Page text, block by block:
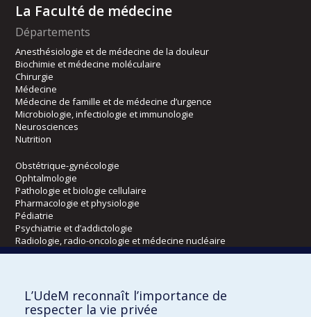
La Faculté de médecine
Départements
Anesthésiologie et de médecine de la douleur
Biochimie et médecine moléculaire
Chirurgie
Médecine
Médecine de famille et de médecine d’urgence
Microbiologie, infectiologie et immunologie
Neurosciences
Nutrition
Obstétrique-gynécologie
Ophtalmologie
Pathologie et biologie cellulaire
Pharmacologie et physiologie
Pédiatrie
Psychiatrie et d’addictologie
Radiologie, radio-oncologie et médecine nucléaire
Écoles
Kinésiologie et des sciences de l’activité physique
L’UdeM reconnaît l’importance de
respecter la vie privée